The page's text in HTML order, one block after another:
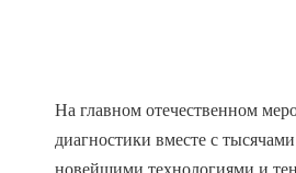
На главном отечественном
диагностики вместе с